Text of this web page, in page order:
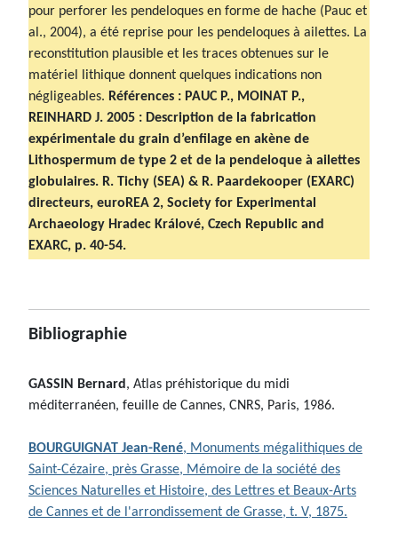
pour perforer les pendeloques en forme de hache (Pauc et
al., 2004), a été reprise pour les pendeloques à ailettes. La
reconstitution plausible et les traces obtenues sur le
matériel lithique donnent quelques indications non
négligeables. Références : PAUC P., MOINAT P.,
REINHARD J. 2005 : Description de la fabrication
expérimentale du grain d’enfilage en akène de
Lithospermum de type 2 et de la pendeloque à ailettes
globulaires. R. Tichy (SEA) & R. Paardekooper (EXARC)
directeurs, euroREA 2, Society for Experimental
Archaeology Hradec Králové, Czech Republic and
EXARC, p. 40-54.
Bibliographie
GASSIN Bernard, Atlas préhistorique du midi
méditerranéen, feuille de Cannes, CNRS, Paris, 1986.
BOURGUIGNAT Jean-René, Monuments mégalithiques de
Saint-Cézaire, près Grasse, Mémoire de la société des
Sciences Naturelles et Histoire, des Lettres et Beaux-Arts
de Cannes et de l'arrondissement de Grasse, t. V, 1875.